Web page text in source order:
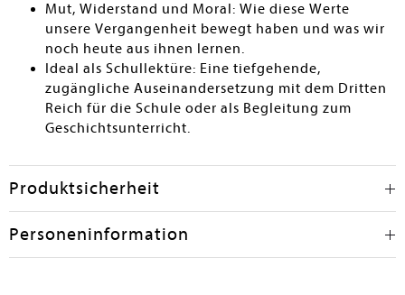
Mut, Widerstand und Moral: Wie diese Werte
unsere Vergangenheit bewegt haben und was wir
noch heute aus ihnen lernen.
Ideal als Schullektüre: Eine tiefgehende,
zugängliche Auseinandersetzung mit dem Dritten
Reich für die Schule oder als Begleitung zum
Geschichtsunterricht.
Produktsicherheit
Personeninformation